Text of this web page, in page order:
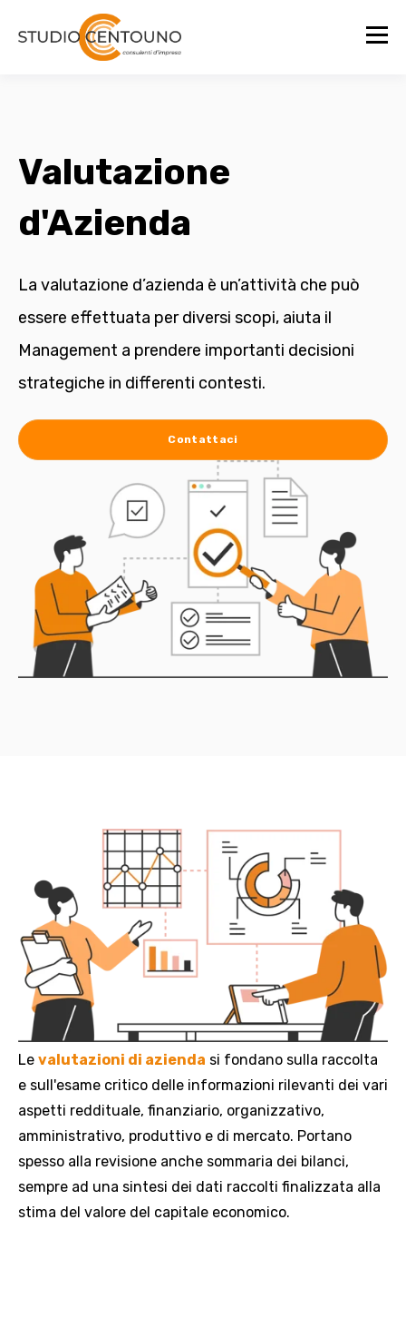
Valutazione
d'Azienda
La valutazione d’azienda è un’attività che può
essere effettuata per diversi scopi, aiuta il
Management a prendere importanti decisioni
strategiche in differenti contesti.
Contattaci
Le valutazioni di azienda si fondano sulla raccolta
e sull'esame critico delle informazioni rilevanti dei vari
aspetti reddituale, finanziario, organizzativo,
amministrativo, produttivo e di mercato. Portano
spesso alla revisione anche sommaria dei bilanci,
sempre ad una sintesi dei dati raccolti finalizzata alla
stima del valore del capitale economico.